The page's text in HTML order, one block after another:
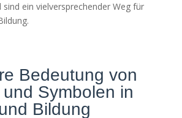
ein vielversprechender Weg für
Bedeutung von
Symbolen in
Bildung